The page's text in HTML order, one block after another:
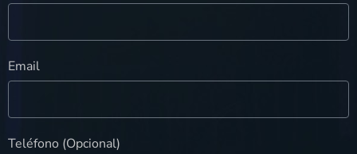
Email
Teléfono (Opcional)